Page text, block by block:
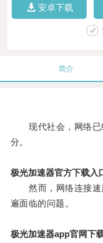
安卓下载
简介
现代社会，网络已
分。
极光加速器官方下载入
然而，网络连接速
遍面临的问题。
极光加速器app官网下